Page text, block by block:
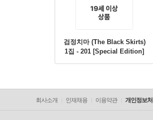
검정치마 (The Black Skirts)
1집 - 201 [Special Edition]
회사소개 인재채용 이용약관 개인정보